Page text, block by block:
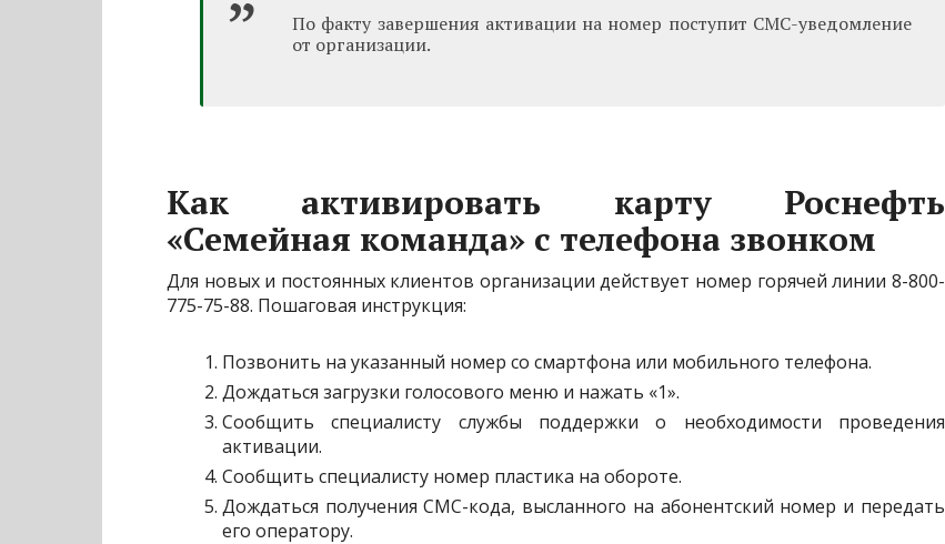
По факту завершения активации на номер поступит СМС-уведомление
от организации.
Как активировать карту Роснефть
«Семейная команда» с телефона звонком
Для новых и постоянных клиентов организации действует номер горячей линии 8-800-
775-75-88. Пошаговая инструкция:
Позвонить на указанный номер со смартфона или мобильного телефона.
Дождаться загрузки голосового меню и нажать «1».
Сообщить специалисту службы поддержки о необходимости проведения
активации.
Сообщить специалисту номер пластика на обороте.
Дождаться получения СМС-кода, высланного на абонентский номер и передать
его оператору.